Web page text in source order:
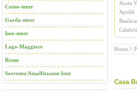
Como-meer
Garda-meer
Iseo-meer
Lago-Maggiore
Rome
Sorrento/Amalfitaanse kust
Aosta
Apulië
Home
Casa